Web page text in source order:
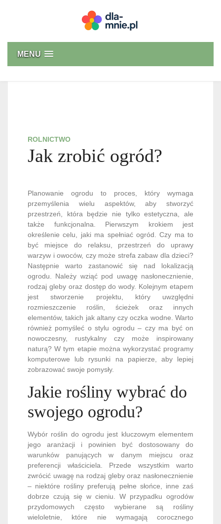
MENU
ROLNICTWO
Jak zrobić ogród?
Planowanie ogrodu to proces, który wymaga
przemyślenia wielu aspektów, aby stworzyć
przestrzeń, która będzie nie tylko estetyczna, ale
także funkcjonalna. Pierwszym krokiem jest
określenie celu, jaki ma spełniać ogród. Czy ma to
być miejsce do relaksu, przestrzeń do uprawy
warzyw i owoców, czy może strefa zabaw dla dzieci?
Następnie warto zastanowić się nad lokalizacją
ogrodu. Należy wziąć pod uwagę nasłonecznienie,
rodzaj gleby oraz dostęp do wody. Kolejnym etapem
jest stworzenie projektu, który uwzględni
rozmieszczenie roślin, ścieżek oraz innych
elementów, takich jak altany czy oczka wodne. Warto
również pomyśleć o stylu ogrodu – czy ma być on
nowoczesny, rustykalny czy może inspirowany
naturą? W tym etapie można wykorzystać programy
komputerowe lub rysunki na papierze, aby lepiej
zobrazować swoje pomysły.
Jakie rośliny wybrać do
swojego ogrodu?
Wybór roślin do ogrodu jest kluczowym elementem
jego aranżacji i powinien być dostosowany do
warunków panujących w danym miejscu oraz
preferencji właściciela. Przede wszystkim warto
zwrócić uwagę na rodzaj gleby oraz nasłonecznienie
– niektóre rośliny preferują pełne słońce, inne zaś
dobrze czują się w cieniu. W przypadku ogrodów
przydomowych często wybierane są rośliny
wieloletnie, które nie wymagają corocznego